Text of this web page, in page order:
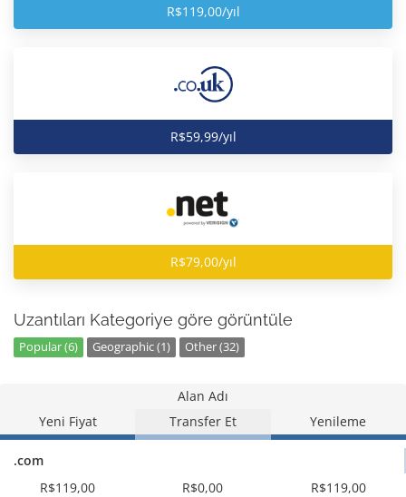
R$119,00/yıl
R$59,99/yıl
R$79,00/yıl
Uzantıları Kategoriye göre görüntüle
Popular (6) Geographic (1) Other (32)
Alan Adı
Yeni Fiyat
Transfer Et Yenileme
.com
R$119,00
R$0,00 R$119,00